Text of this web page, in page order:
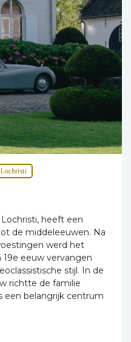
heeft een
de middeleeuwen. Na
werd het
eeuw vervangen
stijl. In de
richtte de familie
een belangrijk centrum